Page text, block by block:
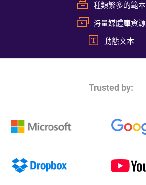
種類繁多的範本
海量媒體庫資源
動態文本
Trusted by: